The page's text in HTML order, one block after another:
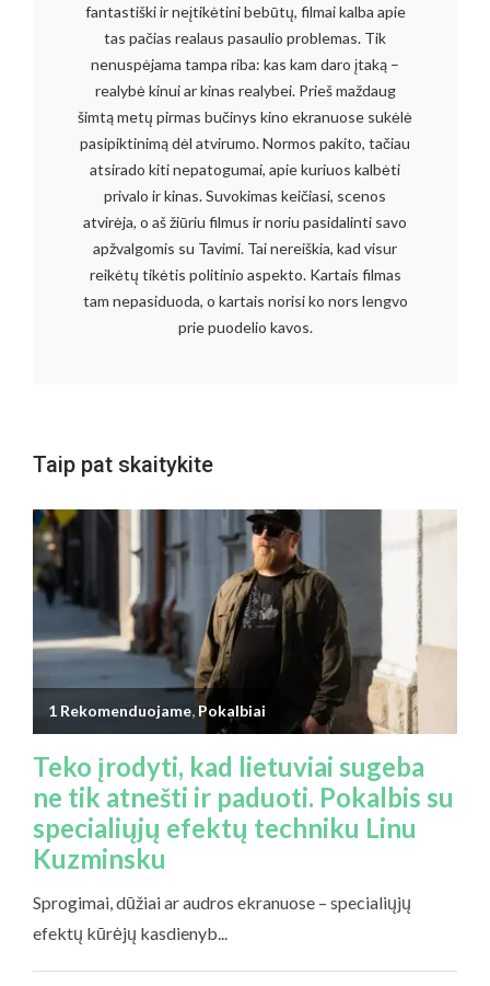
fantastiški ir neįtikėtini bebūtų, filmai kalba apie
tas pačias realaus pasaulio problemas. Tik
nenuspėjama tampa riba: kas kam daro įtaką –
realybė kinui ar kinas realybei. Prieš maždaug
šimtą metų pirmas bučinys kino ekranuose sukėlė
pasipiktinimą dėl atvirumo. Normos pakito, tačiau
atsirado kiti nepatogumai, apie kuriuos kalbėti
privalo ir kinas. Suvokimas keičiasi, scenos
atvirėja, o aš žiūriu filmus ir noriu pasidalinti savo
apžvalgomis su Tavimi. Tai nereiškia, kad visur
reikėtų tikėtis politinio aspekto. Kartais filmas
tam nepasiduoda, o kartais norisi ko nors lengvo
prie puodelio kavos.
Taip pat skaitykite